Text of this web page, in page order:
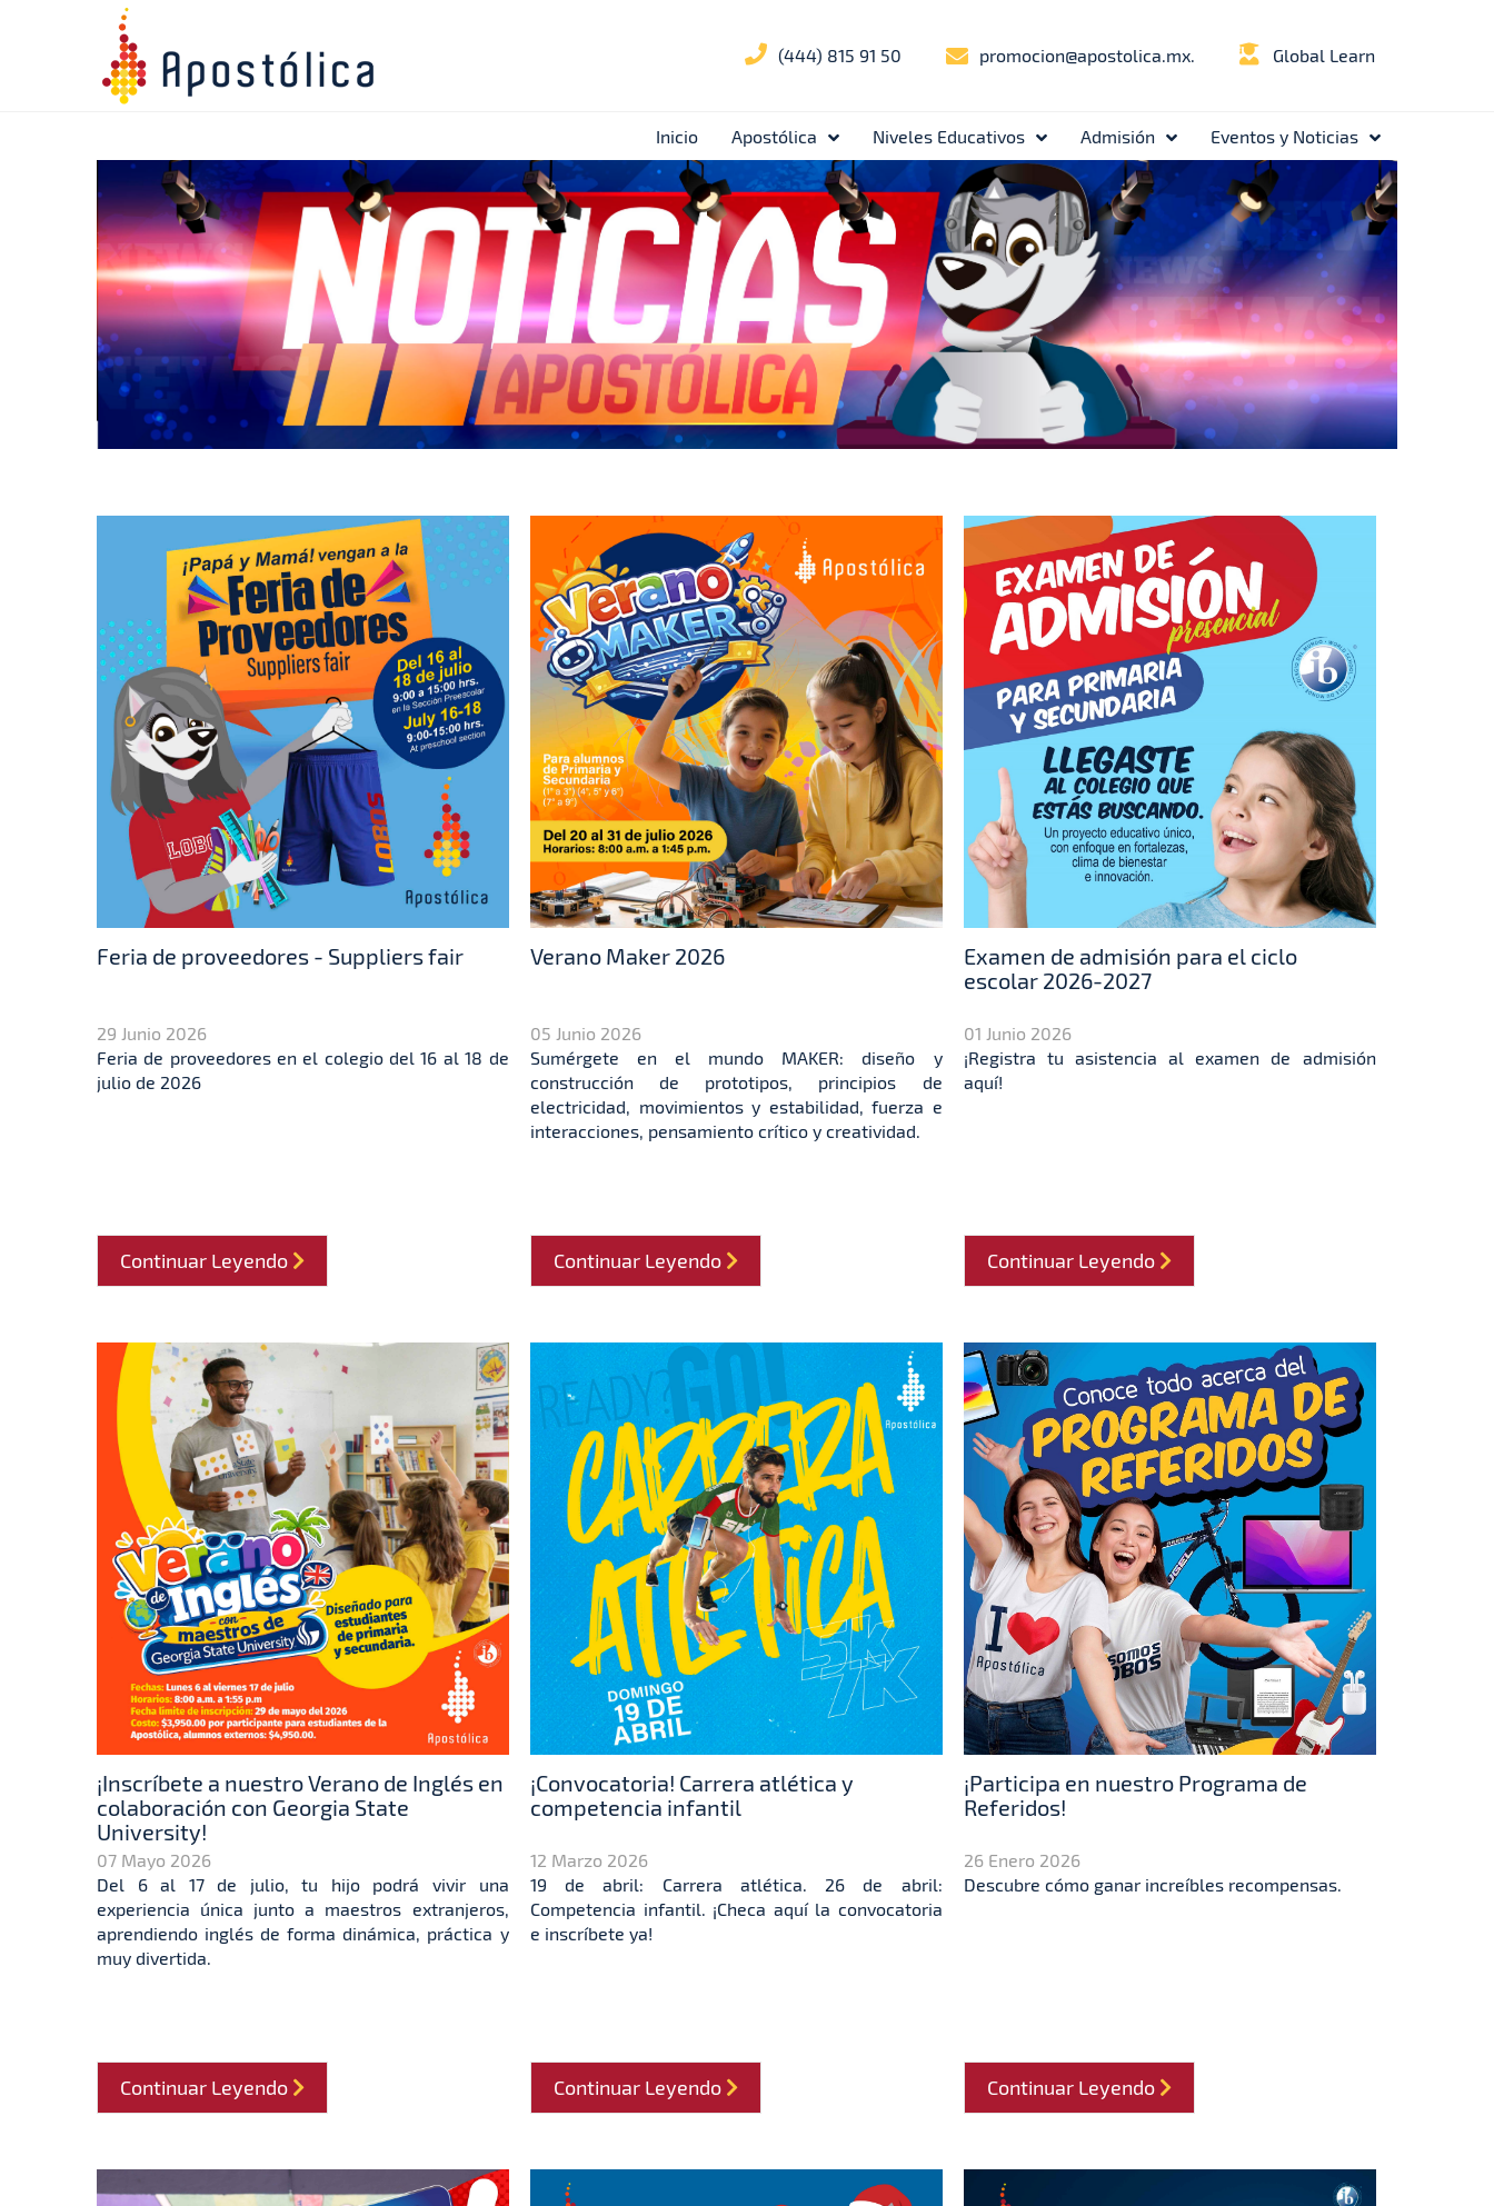
Global Learn
promocion@apostolica.mx.
(444) 815 91 50
Inicio Apostólica Niveles Educativos Admisión Eventos y Noticias
Feria de proveedores - Suppliers fair
29 Junio 2026
Feria de proveedores en el colegio del 16 al 18 de
julio de 2026
Continuar Leyendo
Verano Maker 2026
05 Junio 2026
Sumérgete en el mundo MAKER: diseño y
construcción de prototipos, principios de
electricidad, movimientos y estabilidad, fuerza e
interacciones, pensamiento crítico y creatividad.
Continuar Leyendo
Examen de admisión para el ciclo
escolar 2026-2027
01 Junio 2026
¡Registra tu asistencia al examen de admisión
aquí!
Continuar Leyendo
¡Inscríbete a nuestro Verano de Inglés en
colaboración con Georgia State
University!
07 Mayo 2026
Del 6 al 17 de julio, tu hijo podrá vivir una
experiencia única junto a maestros extranjeros,
aprendiendo inglés de forma dinámica, práctica y
muy divertida.
Continuar Leyendo
¡Convocatoria! Carrera atlética y
competencia infantil
12 Marzo 2026
19 de abril: Carrera atlética. 26 de abril:
Competencia infantil. ¡Checa aquí la convocatoria
e inscríbete ya!
Continuar Leyendo
¡Participa en nuestro Programa de
Referidos!
26 Enero 2026
Descubre cómo ganar increíbles recompensas.
Continuar Leyendo